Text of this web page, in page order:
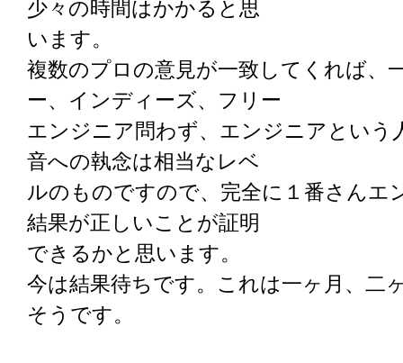
少々の時間はかかると思
います。
複数のプロの意見が一致してくれば、
ー、インディーズ、フリー
エンジニア問わず、エンジニアという
音への執念は相当なレベ
ルのものですので、完全に１番さんエ
結果が正しいことが証明
できるかと思います。
今は結果待ちです。これは一ヶ月、二
そうです。